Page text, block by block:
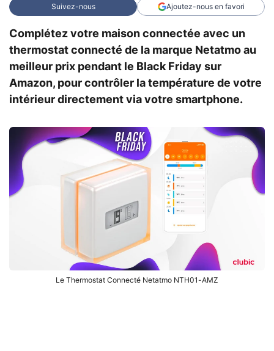
Suivez-nous Ajoutez-nous en favori
Complétez votre maison connectée avec un
thermostat connecté de la marque Netatmo au
meilleur prix pendant le Black Friday sur
Amazon, pour contrôler la température de votre
intérieur directement via votre smartphone.
Le Thermostat Connecté Netatmo NTH01-AMZ